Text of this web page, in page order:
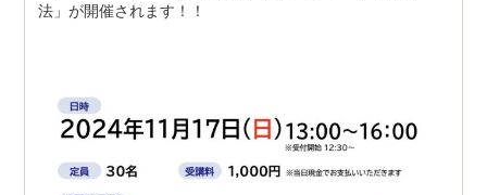
法」が開催されます！！